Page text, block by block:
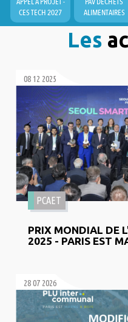
CES TECH 2027
ALIMENTAIRES
Les
08 12 2025
PCAET
PRIX MONDIAL DE
2025 - PARIS EST
28 07 2026